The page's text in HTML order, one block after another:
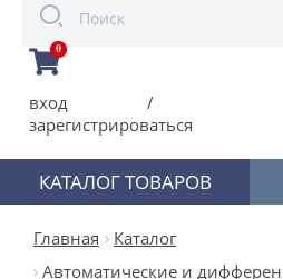
0
вход
/
зарегистрироваться
КАТАЛОГ ТОВАРОВ
Главная
Каталог
Автоматические и